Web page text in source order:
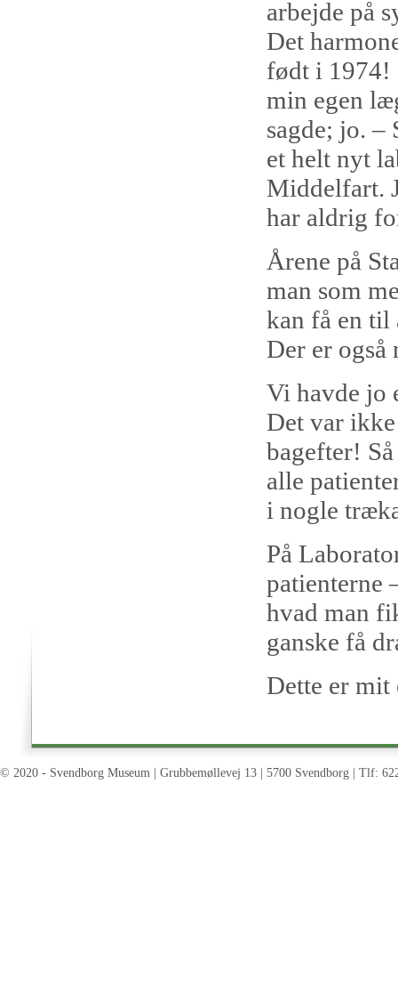
arbejde på
Det
født i 1974!
min egen
sagde; jo. –
et helt nyt
Middelfart.
har aldrig
Årene på
man som
kan få en til
Der er også
Vi havde jo
Det var
bagefter!
alle
i nogle
På
patienterne
hvad man
ganske få
Dette er
© 2020 - Svendborg Museum | Grubbemøllevej 13 | 5700 Svendborg | Tlf: